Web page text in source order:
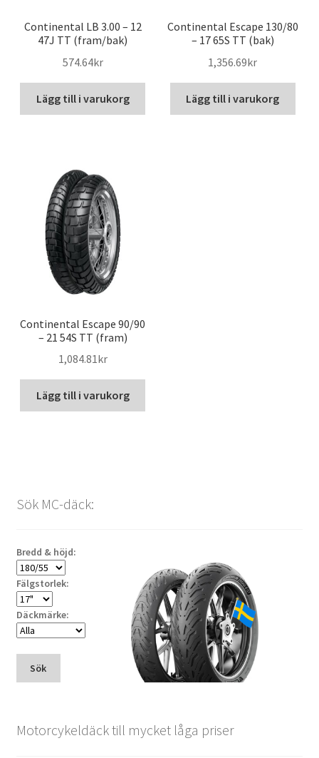
Continental LB 3.00 – 12
47J TT (fram/bak)
574.64kr
Lägg till i varukorg
Continental Escape 130/80
– 17 65S TT (bak)
1,356.69kr
Lägg till i varukorg
Continental Escape 90/90
– 21 54S TT (fram)
1,084.81kr
Lägg till i varukorg
Sök MC-däck:
Bredd & höjd:
Fälgstorlek:
Däckmärke:
Sök
Motorcykeldäck till mycket låga priser